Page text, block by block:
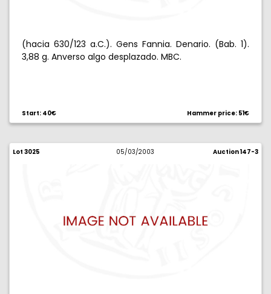
(hacia 630/123 a.C.). Gens Fannia. Denario. (Bab. 1).
3,88 g. Anverso algo desplazado. MBC.
Start: 40€ Hammer price: 51€
Lot 3025 05/03/2003 Auction 147-3